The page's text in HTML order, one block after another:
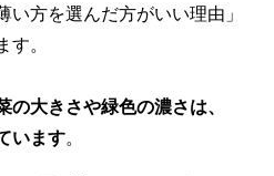
い方を選んだ方がいい理由」
。
の大きさや緑色の濃さは、
います。